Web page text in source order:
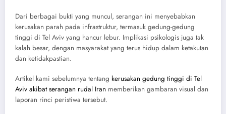
Dari berbagai bukti yang muncul, serangan ini menyebabkan
kerusakan parah pada infrastruktur, termasuk gedung-gedung
tinggi di Tel Aviv yang hancur lebur. Implikasi psikologis juga tak
kalah besar, dengan masyarakat yang terus hidup dalam ketakutan
dan ketidakpastian.
Artikel kami sebelumnya tentang kerusakan gedung tinggi di Tel
Aviv akibat serangan rudal Iran memberikan gambaran visual dan
laporan rinci peristiwa tersebut.